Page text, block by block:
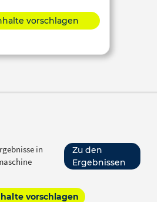
vorschlagen
in
Zu den
Ergebnissen
vorschlagen